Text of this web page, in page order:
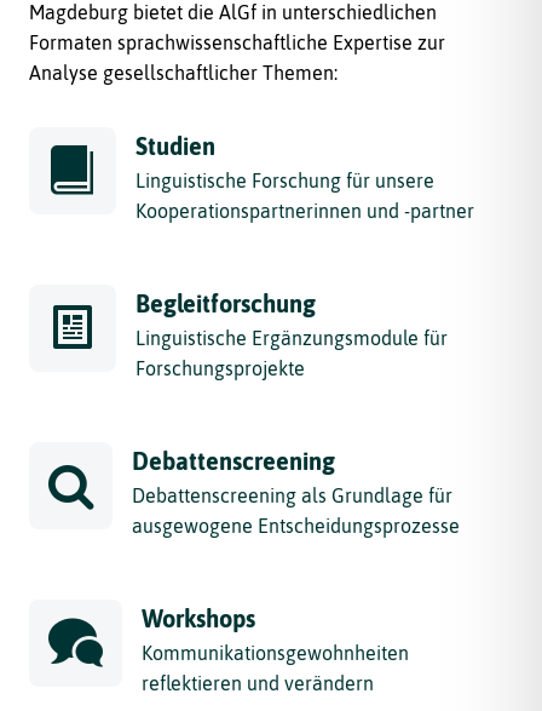
Magdeburg bietet die AlGf in unterschiedlichen
Formaten sprachwissenschaftliche Expertise zur
Analyse gesellschaftlicher Themen:
Studien
Linguistische Forschung für unsere
Kooperationspartnerinnen und -partner
Begleitforschung
Linguistische Ergänzungsmodule für
Forschungsprojekte
Debattenscreening
Debattenscreening als Grundlage für
ausgewogene Entscheidungsprozesse
Workshops
Kommunikationsgewohnheiten
reflektieren und verändern